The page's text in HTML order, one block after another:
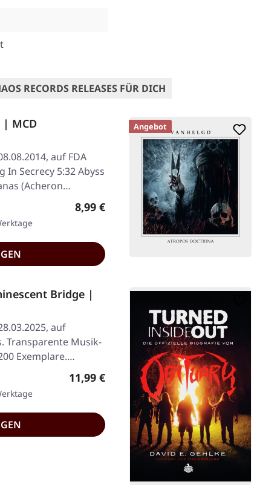
RECORDS RELEASES FÜR DICH
| MCD
auf FDA
In Secrecy 5:32 Abyss
(Acheron…
Regulärer Preis:
8,99 €
Angebot
Bridge |
auf
Transparente Musik-
Exemplare.…
Regulärer Preis:
11,99 €